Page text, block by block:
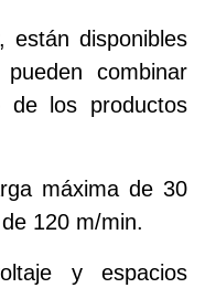
disponibles
combinar
de los productos
máxima de 30
120 m/min.
y espacios